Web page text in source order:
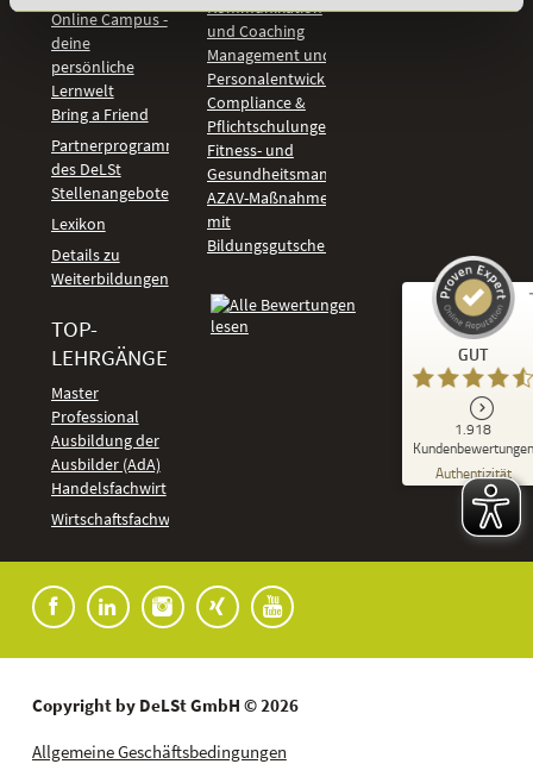
Online Campus -
deine
persönliche
Lernwelt
Bring a Friend
Partnerprogramm
des DeLSt
Stellenangebote
Lexikon
Details zu
Weiterbildungen
TOP-
LEHRGÄNGE
Master
Professional
Ausbildung der
Ausbilder (AdA)
Handelsfachwirt
Wirtschaftsfachwirt
Kommunikation
und Coaching
Management und
Personalentwicklung
Compliance &
Pflichtschulungen
Fitness- und
Gesundheitsmanagement
AZAV-Maßnahmen
mit
Bildungsgutschein
GUT
1.918
Kundenbewertungen
Authentizität
Kundenbewertungen und Erfahrungen zu
DeLSt - Deutsches eLearning Studieninstitut
92
%
Empfehlungen auf
ProvenExpert.com
91
anderen Quellen
Copyright by DeLSt GmbH © 2026
Allgemeine Geschäftsbedingungen